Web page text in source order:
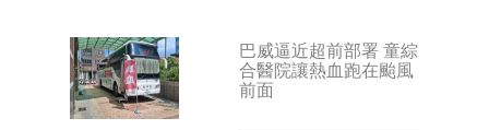
巴威逼近超前部署 童綜
合醫院讓熱血跑在颱風
前面